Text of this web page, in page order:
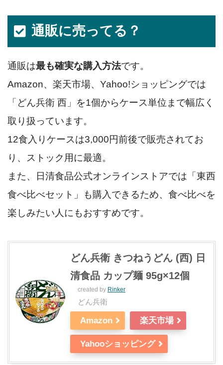
通販に売ってる？
通販は最も確実な購入方法です。
Amazon、楽天市場、Yahoo!ショッピングでは
「どん兵衛 西」を1個からケース単位まで幅広く
取り扱っています。
12食入りケースは3,000円前後で販売されてお
り、ストック用に最適。
また、日清食品公式オンラインストアでは「東西
食べ比べセット」も購入できるため、食べ比べを
楽しみたい人にもおすすめです。
どん兵衛 きつねうどん (西) 日
清食品 カップ麺 95g×12個
created by Rinker
どん兵衛
Amazon 楽天市場
Yahooショッピング